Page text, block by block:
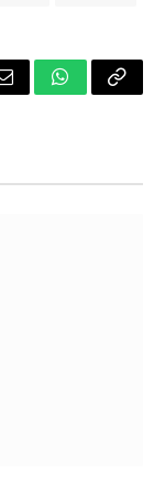
Email WhatsApp
Copy